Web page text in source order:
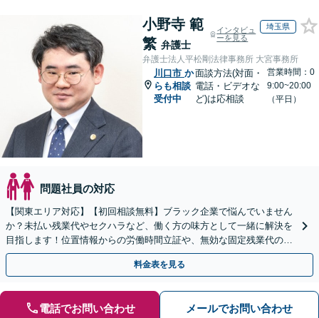
小野寺 範
繁 弁護士
インタビュ
ーを見る
埼玉県
弁護士法人平松剛法律事務所 大宮事務所
川口市 か
らも相談
受付中
面談方法(対面・
電話・ビデオな
ど)は応相談
営業時間：0
9:00~20:00
（平日）
問題社員の対応
【関東エリア対応】【初回相談無料】ブラック企業で悩んでいません
か？未払い残業代やセクハラなど、働く方の味方として一緒に解決を
目指します！位置情報からの労働時間立証や、無効な固定残業代の調
査もお任せください。【夜間や休日相談可】
料金表を見る
電話でお問い合わせ メールでお問い合わせ